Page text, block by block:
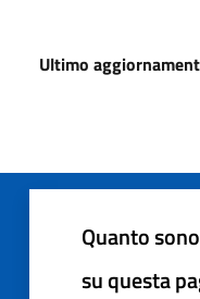
Ultimo
Quanto
su questa